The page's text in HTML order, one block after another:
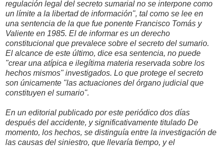
regulación legal del secreto sumarial no se interpone como
un límite a la libertad de información", tal como se lee en
una sentencia de la que fue ponente Francisco Tomás y
Valiente en 1985. El de informar es un derecho
constitucional que prevalece sobre el secreto del sumario.
El alcance de este último, dice esa sentencia, no puede
"crear una atípica e ilegítima materia reservada sobre los
hechos mismos" investigados. Lo que protege el secreto
son únicamente "las actuaciones del órgano judicial que
constituyen el sumario".
En un editorial publicado por este periódico dos días
después del accidente, y significativamente titulado De
momento, los hechos, se distinguía entre la investigación de
las causas del siniestro, que llevaría tiempo, y el